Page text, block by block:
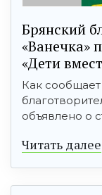
Брянский
«Ванечка»
«Дети
Как
объявлено о
Читать далее